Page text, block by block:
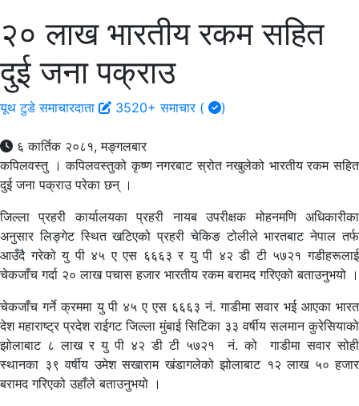
२० लाख भारतीय रकम सहित
दुई जना पक्राउ
यूथ टुडे समाचारदाता 3520+ समाचार ( )
६ कार्तिक २०८१, मङ्गलबार
कपिलवस्तु । कपिलवस्तुको कृष्ण नगरबाट स्रोत नखुलेको भारतीय रकम सहित
दुई जना पक्राउ परेका छन् ।
जिल्ला प्रहरी कार्यालयका प्रहरी नायब उपरीक्षक मोहनमणि अधिकारीका
अनुसार लिङ्गेट स्थित खटिएको प्रहरी चेकिङ टोलीले भारतबाट नेपाल तर्फ
आउँदै गरेको यु पी ४५ ए एस ६६६३ र यु पी ४२ डी टी ५७२१ गडीहरूलाई
चेकजाँच गर्दा २० लाख पचास हजार भारतीय रकम बरामद गरिएको बताउनुभयो ।
चेकजाँच गर्ने क्रममा यु पी ४५ ए एस ६६६३ नं. गाडीमा सवार भई आएका भारत
देश महाराष्ट्र प्रदेश राईगट जिल्ला मुंबाई सिटिका ३३ वर्षीय सलमान कुरेसियाको
झोलाबाट ८ लाख र यु पी ४२ डी टी ५७२१ नं. को गाडीमा सवार सोही
स्थानका ३९ वर्षीय उमेश सखाराम खंडागलेको झोलाबाट १२ लाख ५० हजार
बरामद गरिएको उहाँले बताउनुभयो ।